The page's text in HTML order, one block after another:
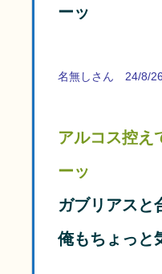
ーッ
名無しさん 24/8/
アルコス控え
ーッ
ガブリアスと
俺もちょっと